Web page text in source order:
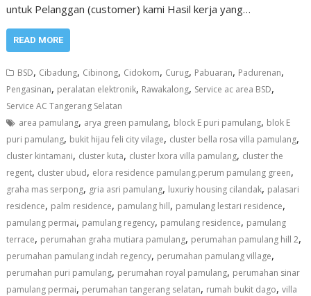
untuk Pelanggan (customer) kami Hasil kerja yang…
READ MORE
BSD, Cibadung, Cibinong, Cidokom, Curug, Pabuaran, Padurenan,
Pengasinan, peralatan elektronik, Rawakalong, Service ac area BSD,
Service AC Tangerang Selatan
area pamulang, arya green pamulang, block E puri pamulang, blok E
puri pamulang, bukit hijau feli city vilage, cluster bella rosa villa pamulang,
cluster kintamani, cluster kuta, cluster lxora villa pamulang, cluster the
regent, cluster ubud, elora residence pamulang.perum pamulang green,
graha mas serpong, gria asri pamulang, luxuriy housing cilandak, palasari
residence, palm residence, pamulang hill, pamulang lestari residence,
pamulang permai, pamulang regency, pamulang residence, pamulang
terrace, perumahan graha mutiara pamulang, perumahan pamulang hill 2,
perumahan pamulang indah regency, perumahan pamulang village,
perumahan puri pamulang, perumahan royal pamulang, perumahan sinar
pamulang permai, perumahan tangerang selatan, rumah bukit dago,villa